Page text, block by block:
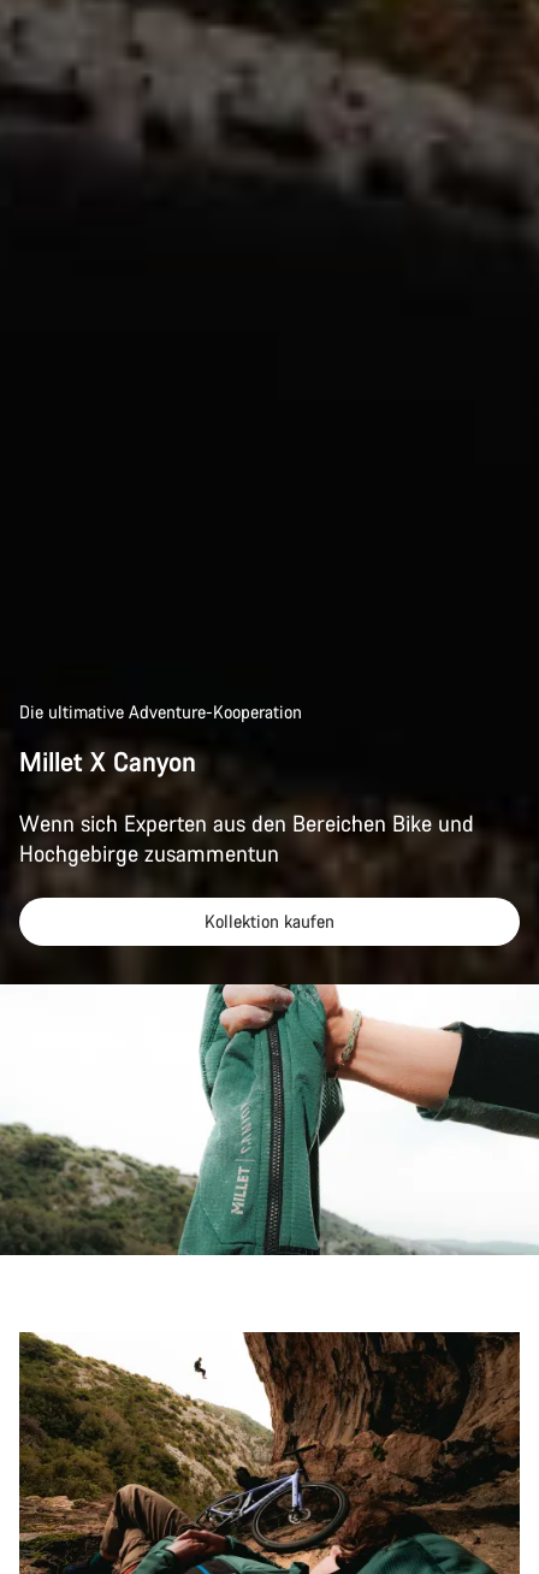
Die ultimative Adventure-Kooperation
Millet X Canyon
Wenn sich Experten aus den Bereichen Bike und
Hochgebirge zusammentun
Kollektion kaufen